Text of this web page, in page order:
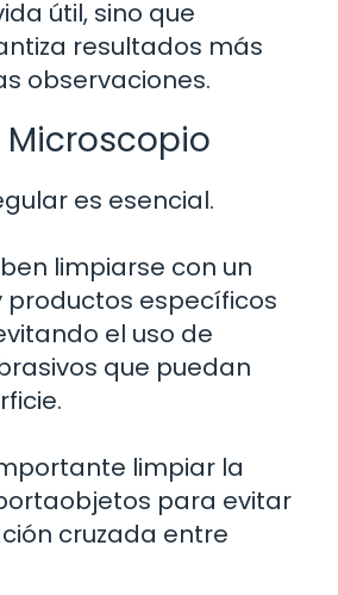
útil, sino que
resultados más
observaciones.
Microscopio
es esencial.
limpiarse con un
productos específicos
el uso de
que puedan
limpiar la
para evitar
cruzada entre